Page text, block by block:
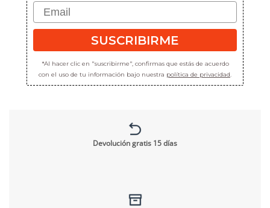
Email
SUSCRIBIRME
*Al hacer clic en "suscribirme", confirmas que estás de acuerdo
con el uso de tu información bajo nuestra política de privacidad.
Devolución gratis 15 días